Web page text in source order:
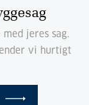
jeres sag.
vi hurtigt